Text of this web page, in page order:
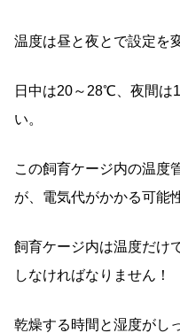
温度は昼と夜とで設定を
日中は20～28℃、夜間は
い。
この飼育ケージ内の温度
が、電気代がかかる可能
飼育ケージ内は温度だけ
しなければなりません！
乾燥する時間と湿度がし